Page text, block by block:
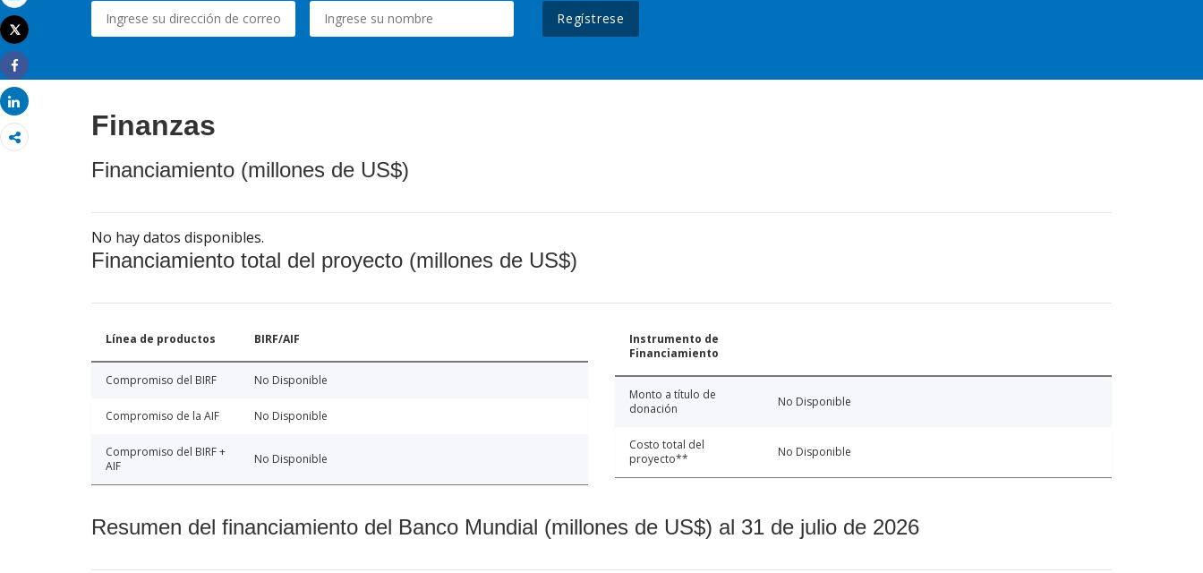
Correo electrónico
Imprimir
Tweet
Share
Share
Regístrese
Finanzas
Financiamiento (millones de US$)
No hay datos disponibles.
Financiamiento total del proyecto (millones de US$)
Línea de productos BIRF/AIF
Compromiso del BIRF No Disponible
Compromiso de la AIF No Disponible
Compromiso del BIRF +
AIF
No Disponible
Instrumento de
Financiamiento
Monto a título de
donación
No Disponible
Costo total del
proyecto**
No Disponible
Resumen del financiamiento del Banco Mundial (millones de US$) al 31 de julio de 2026